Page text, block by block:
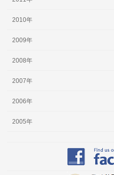
2010年
2009年
2008年
2007年
2006年
2005年